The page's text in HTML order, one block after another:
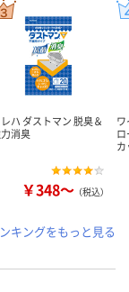
ハ ダストマン 脱臭＆
消臭
￥348～ （税込）
キングをもっと見る